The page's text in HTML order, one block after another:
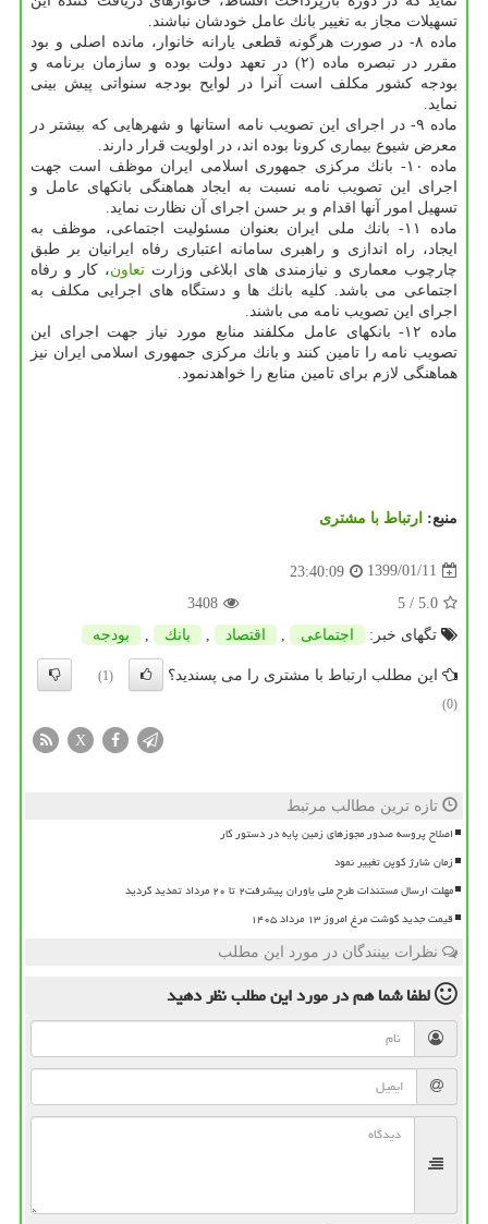
تسهیلات مجاز به تغییر بانك عامل خودشان نباشند.
ماده ۸- در صورت هرگونه قطعی یارانه خانوار، مانده اصلی و بود
مقرر در تبصره ماده (۲) در تعهد دولت بوده و سازمان برنامه و
بودجه كشور مكلف است آنرا در لوایح بودجه سنواتی پیش بینی
نماید.
ماده ۹- در اجرای این تصویب نامه استانها و شهرهایی كه بیشتر در
معرض شیوع بیماری كرونا بوده اند، در اولویت قرار دارند.
ماده ۱۰- بانك مركزی جمهوری اسلامی ایران موظف است جهت
اجرای این تصویب نامه نسبت به ایجاد هماهنگی بانكهای عامل و
تسهیل امور آنها اقدام و بر حسن اجرای آن نظارت نماید.
ماده ۱۱- بانك ملی ایران بعنوان مسئولیت اجتماعی، موظف به
ایجاد، راه اندازی و راهبری سامانه اعتباری رفاه ایرانیان بر طبق
چارچوب معماری و نیازمندی های ابلاغی وزارت تعاون، كار و رفاه
اجتماعی می باشد. كلیه بانك ها و دستگاه های اجرایی مكلف به
اجرای این تصویب نامه می باشند.
ماده ۱۲- بانكهای عامل مكلفند منابع مورد نیاز جهت اجرای این
تصویب نامه را تامین كنند و بانك مركزی جمهوری اسلامی ایران نیز
هماهنگی لازم برای تامین منابع را خواهدنمود.
منبع: ارتباط با مشتری
1399/01/11
23:40:09
5.0
/ 5
3408
تگهای خبر:
اجتماعی , اقتصاد , بانك , بودجه
این مطلب ارتباط با مشتری را می پسندید؟
(1)
(0)
X
تازه ترین مطالب مرتبط
اصلاح پروسه صدور مجوزهای زمین پایه در دستور کار
زمان شارژ کوپن تغییر نمود
مهلت ارسال مستندات طرح ملی یاوران پیشرفت۲ تا ۲۰ مرداد تمدید گردید
قیمت جدید گوشت مرغ امروز ۱۳ مرداد ۱۴۰۵
نظرات بینندگان در مورد این مطلب
لطفا شما همدر مورد این مطلبنظر دهید